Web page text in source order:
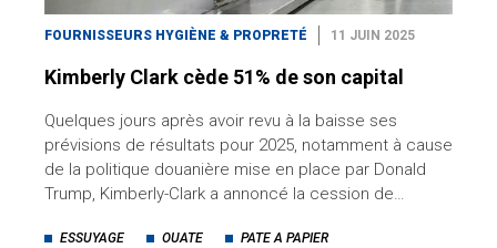
FOURNISSEURS HYGIÈNE & PROPRETÉ 11 JUIN 2025
Kimberly Clark cède 51% de son capital
Quelques jours après avoir revu à la baisse ses
prévisions de résultats pour 2025, notamment à cause
de la politique douanière mise en place par Donald
Trump, Kimberly-Clark a annoncé la cession de…
ESSUYAGE OUATE PATE A PAPIER